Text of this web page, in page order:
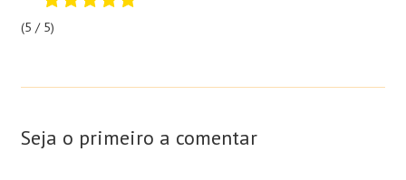
(5 / 5)
Seja o primeiro a comentar